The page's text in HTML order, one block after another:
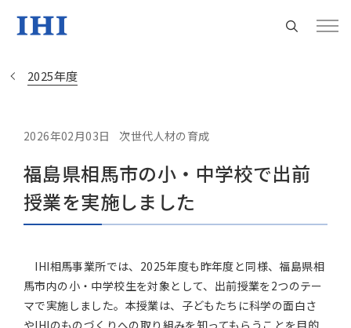
Location
現在は日本サイトをご利用中です
地域統括拠点ウェブサイト
米州 (English)
2025年度
2026年02月03日 次世代人材の育成
福島県相馬市の小・中学校で出前
授業を実施しました
IHI相馬事業所では、2025年度も昨年度と同様、福島県相
馬市内の小・中学校生を対象として、出前授業を2つのテー
マで実施しました。本授業は、子どもたちに科学の面白さ
やIHIのものづくりへの取り組みを知ってもらうことを目的